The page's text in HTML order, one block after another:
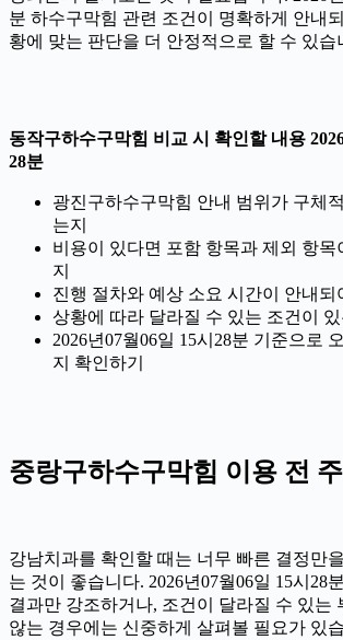
분 하수구막힘 관련 조건이 명확하게 안내
황에 맞는 판단을 더 안정적으로 할 수 있습
동작구하수구막힘 비교 시 확인할 내용
28분
광진구하수구막힘 안내 범위가 구체
는지
비용이 있다면 포함 항목과 제외 항목
지
진행 절차와 예상 소요 시간이 안내되
상황에 따라 달라질 수 있는 조건이 있
2026년07월06일 15시28분 기준으로
지 확인하기
중랑구하수구막힘 이용 전
강남치과를 확인할 때는 너무 빠른 결정만
는 것이 좋습니다. 2026년07월06일 15시28
결과만 강조하거나, 조건이 달라질 수 있는
않는 경우에는 신중하게 살펴볼 필요가 있